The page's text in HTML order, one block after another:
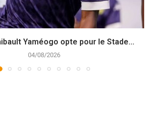
Yaméogo opte pour le Stade...
04/08/2026